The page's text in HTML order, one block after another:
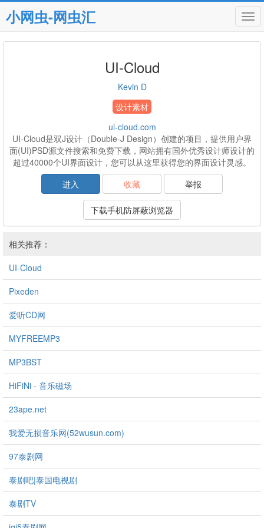
小网虫-网虫汇
UI-Cloud
Kevin D
设计素材
ui-cloud.com
UI-Cloud是双J设计（Double-J Design）创建的项目，提供用户界
面(UI)PSD源文件搜索和免费下载，网站拥有国外优秀设计师设计的
超过40000个UI界面设计，您可以从这里获得您的界面设计灵感。
进入
收藏 举报
下载手机防屏蔽浏览器
相关推荐：
UI-Cloud
Pixeden
爱听CD网
MYFREEMP3
MP3BST
HiFiNi - 音乐磁场
23ape.net
我爱无损音乐网(52wusun.com)
97泰剧网
泰剧吧|泰国电视剧
泰剧TV